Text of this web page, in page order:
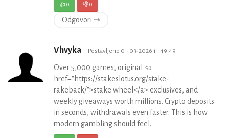
👍0 👎0
Odgovori ⇾
Vhvyka Postavljeno 01-03-2026 11:49:49
Over 5,000 games, original <a
href="https://stakeslotus.org/stake-
rakeback/">stake wheel</a> exclusives, and
weekly giveaways worth millions. Crypto deposits
in seconds, withdrawals even faster. This is how
modern gambling should feel.